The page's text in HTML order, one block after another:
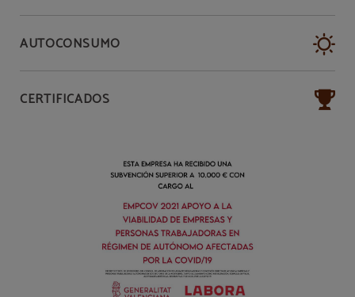
AUTOCONSUMO
CERTIFICADOS